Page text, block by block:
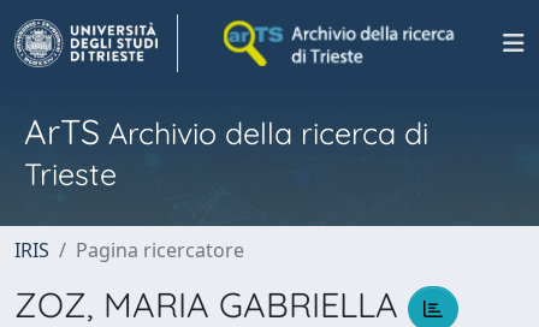
ArTS Archivio della ricerca di
Trieste
IRIS Pagina ricercatore
ZOZ, MARIA GABRIELLA